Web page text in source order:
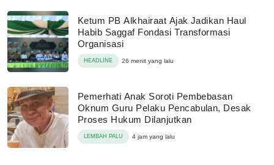
Ketum PB Alkhairaat Ajak Jadikan Haul
Habib Saggaf Fondasi Transformasi
Organisasi
HEADLINE 26 menit yang lalu
Pemerhati Anak Soroti Pembebasan
Oknum Guru Pelaku Pencabulan, Desak
Proses Hukum Dilanjutkan
LEMBAH PALU 4 jam yang lalu